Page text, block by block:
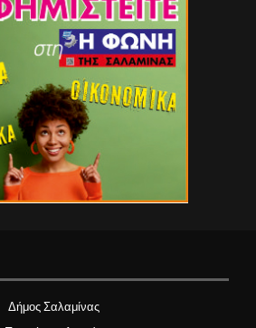
Δήμος Σαλαμίνας